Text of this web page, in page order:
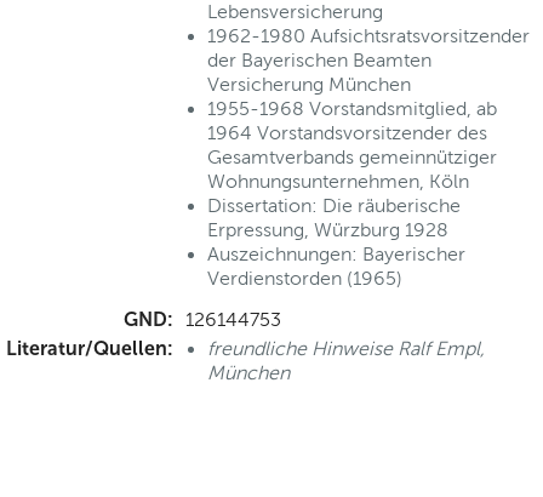
Lebensversicherung
1962-1980 Aufsichtsratsvorsitzender
der Bayerischen Beamten
Versicherung München
1955-1968 Vorstandsmitglied, ab
1964 Vorstandsvorsitzender des
Gesamtverbands gemeinnütziger
Wohnungsunternehmen, Köln
Dissertation: Die räuberische
Erpressung, Würzburg 1928
Auszeichnungen: Bayerischer
Verdienstorden (1965)
GND: 126144753
Literatur/Quellen:
freundliche Hinweise Ralf Empl,
München